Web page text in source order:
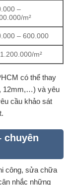
–
m²
– 600.000
m²
có thể thay
12mm,…) và yêu
cầu khảo sát
chuyên
công, sửa chữa
nhắc những